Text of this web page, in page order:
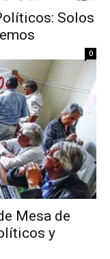
Solos
0
Mesa de
y